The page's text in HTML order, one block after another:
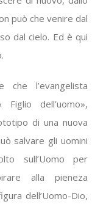
può che venire dal
dal cielo. Ed è qui
che l’evangelista
dell’uomo»,
di una nuova
salvare gli uomini
sull’Uomo per
alla pieneza
dell’Uomo-Dio,